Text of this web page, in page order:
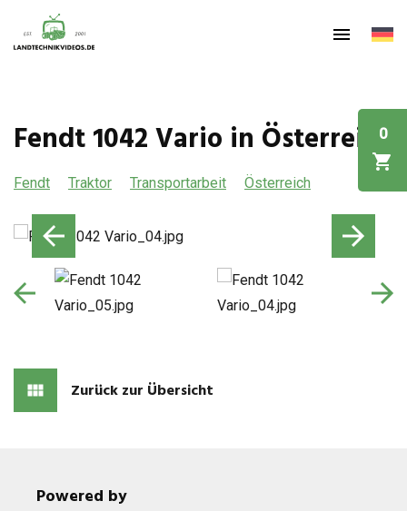
0
Fendt 1042 Vario in Österreich
Fendt Traktor Transportarbeit Österreich
Zurück zur Übersicht
Powered by